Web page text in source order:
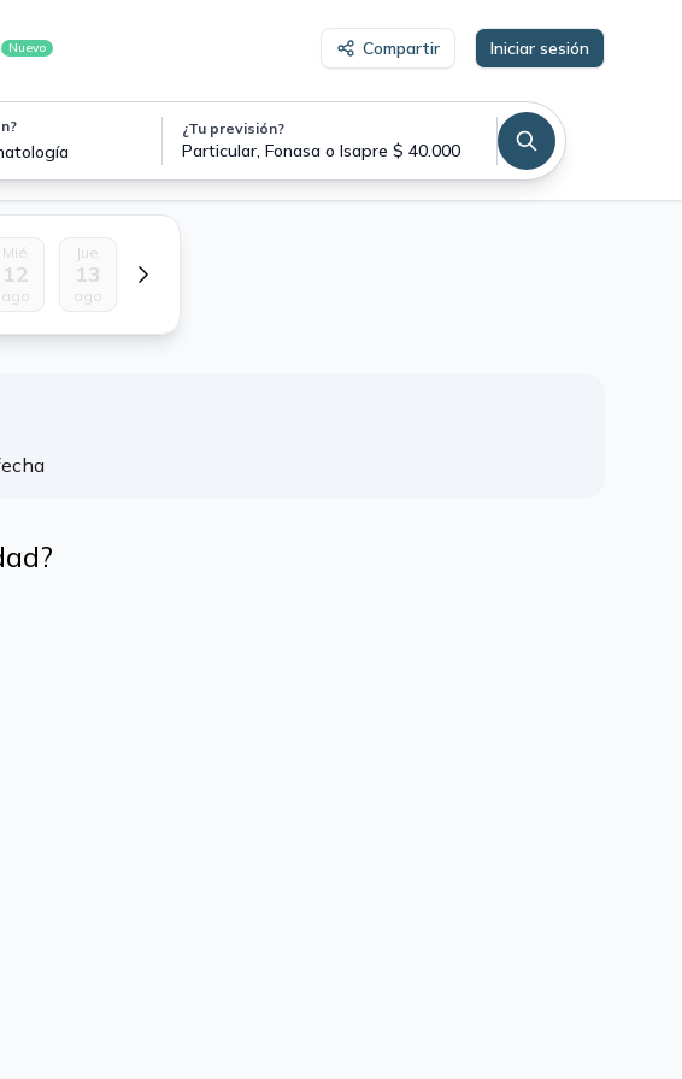
Nuevo Compartir Iniciar sesión
¿Tu previsión?
Particular, Fonasa o Isapre $ 40.000
Mié
12
ago
Jue
13
ago